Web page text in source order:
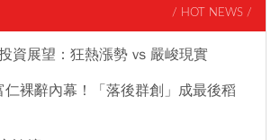
/ HOT NEWS /
資展望：狂熱漲勢 vs 嚴峻現實
裸辭內幕！「落後群創」成最後稻